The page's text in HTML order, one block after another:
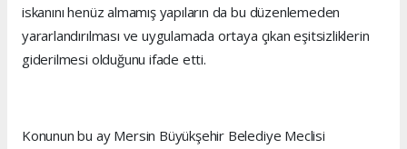
iskanını henüz almamış yapıların da bu düzenlemeden
yararlandırılması ve uygulamada ortaya çıkan eşitsizliklerin
giderilmesi olduğunu ifade etti.
Konunun bu ay Mersin Büyükşehir Belediye Meclisi